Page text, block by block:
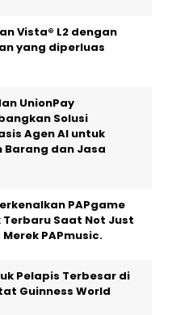
Vista® L2 dengan
yang diperluas
UnionPay
Solusi
Agen AI untuk
Barang dan Jasa
PAPgame
Terbaru Saat Not Just
PAPmusic.
Pelapis Terbesar di
Guinness World